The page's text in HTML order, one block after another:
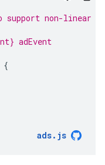
support non-linear
adEvent
{
ads. js